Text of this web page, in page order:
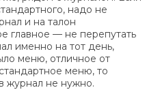
надо не
и на талон
главное — не перепутать
именно на тот день,
меню, отличное от
меню, то
журнал не нужно.